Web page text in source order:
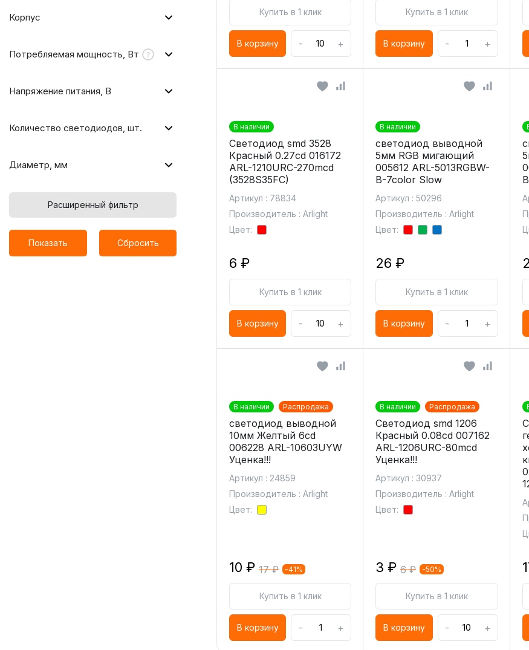
Корпус
Потребляемая мощность, Вт
Напряжение питания, В
Количество светодиодов, шт.
Диаметр, мм
Расширенный фильтр
Показать Сбросить
Купить в 1 клик
В корзину - +
Купить в 1 клик
В корзину - +
В наличии
Светодиод smd 3528
Красный 0.27cd 016172
ARL-1210URC-270mcd
(3528S35FC)
Артикул : 78834
Производитель : Arlight
Цвет:
6 ₽
Купить в 1 клик
В корзину - +
В наличии
светодиод выводной
5мм RGB мигающий
005612 ARL-5013RGBW-
B-7color Slow
Артикул : 50296
Производитель : Arlight
Цвет:
26 ₽
Купить в 1 клик
В корзину - +
В наличии Распродажа
светодиод выводной
10мм Желтый 6cd
006228 ARL-10603UYW
Уценка!!!
Артикул : 24859
Производитель : Arlight
Цвет:
10 ₽ 17 ₽ -41%
Купить в 1 клик
В корзину - +
В наличии Распродажа
Светодиод smd 1206
Красный 0.08cd 007162
ARL-1206URC-80mcd
Уценка!!!
Артикул : 30937
Производитель : Arlight
Цвет:
3 ₽ 6 ₽ -50%
Купить в 1 клик
В корзину - +